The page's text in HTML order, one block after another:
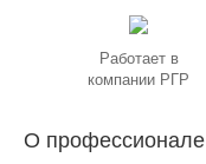
Работает в
компании РГР
О профессионале